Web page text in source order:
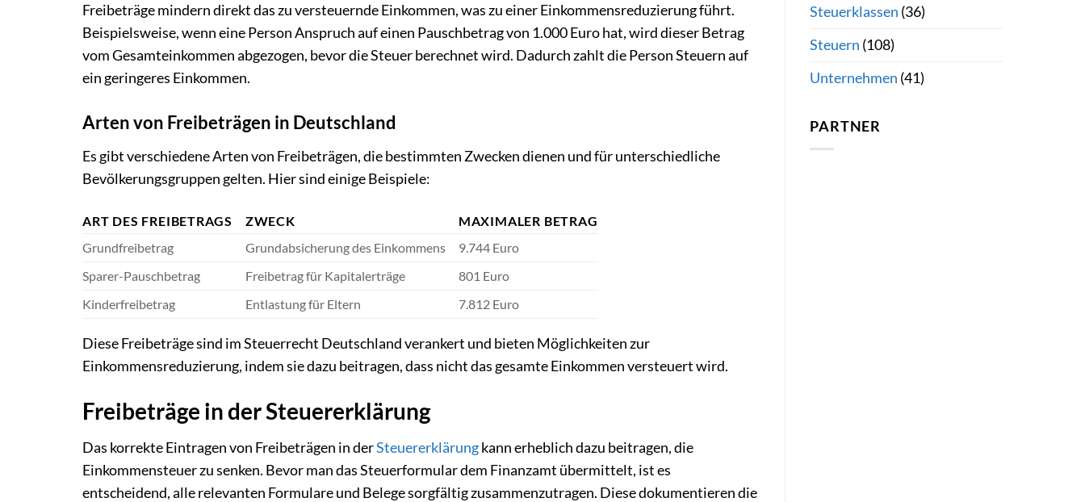
Freibeträge mindern direkt das zu versteuernde Einkommen, was zu einer Einkommensreduzierung führt.
Beispielsweise, wenn eine Person Anspruch auf einen Pauschbetrag von 1.000 Euro hat, wird dieser Betrag
vom Gesamteinkommen abgezogen, bevor die Steuer berechnet wird. Dadurch zahlt die Person Steuern auf
ein geringeres Einkommen.
Arten von Freibeträgen in Deutschland
Es gibt verschiedene Arten von Freibeträgen, die bestimmten Zwecken dienen und für unterschiedliche
Bevölkerungsgruppen gelten. Hier sind einige Beispiele:
ART DES FREIBETRAGS ZWECK
MAXIMALER BETRAG
Grundfreibetrag
Grundabsicherung des Einkommens
9.744 Euro
Sparer-Pauschbetrag
Freibetrag für Kapitalerträge
801 Euro
Kinderfreibetrag
Entlastung für Eltern 7.812 Euro
Diese Freibeträge sind im Steuerrecht Deutschland verankert und bieten Möglichkeiten zur
Einkommensreduzierung, indem sie dazu beitragen, dass nicht das gesamte Einkommen versteuert wird.
Freibeträge in der Steuererklärung
Das korrekte Eintragen von Freibeträgen in derSteuererklärungkann erheblich dazu beitragen, die
Einkommensteuer zu senken. Bevor man das Steuerformular dem Finanzamt übermittelt, ist es
entscheidend, alle relevanten Formulare und Belege sorgfältig zusammenzutragen. Diese dokumentieren die
Steuerklassen (36)
Steuern (108)
Unternehmen (41)
PARTNER